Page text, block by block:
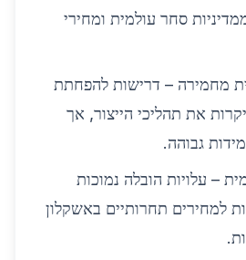
סחר עולמית ומחירי
מחמירה – דרישות להפחתת
את תהליכי הייצור, אך
גבוהה.
– עלויות הובלה נמוכות
למחירים תחרותיים באשקלון